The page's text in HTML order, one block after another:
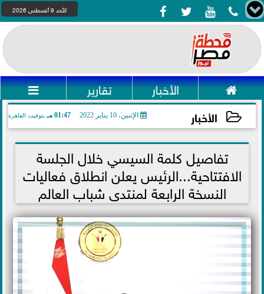
    الأحد 9 أغسطس 2026
 الأخبار تقارير 
الأخبار الإثنين، 10 يناير 2022 01:47 مـ بتوقيت القاهرة
2022-01-10 13:47:45تفاصيل كلمة السيسي خلال الجلسة
الافتتاحية...الرئيس يعلن انطلاق فعاليات
النسخة الرابعة لمنتدى شباب العالم